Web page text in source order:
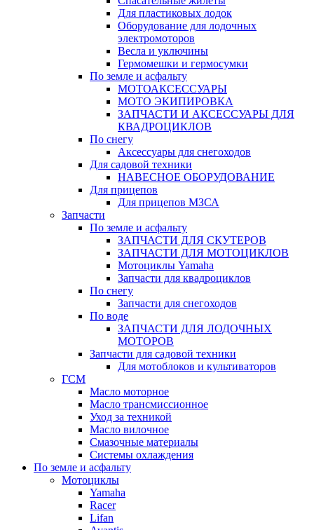
Для пластиковых лодок
Оборудование для лодочных
электромоторов
Весла и уключины
Гермомешки и гермосумки
По земле и асфальту
МОТОАКСЕССУАРЫ
МОТО ЭКИПИРОВКА
ЗАПЧАСТИ И АКСЕССУАРЫ ДЛЯ
КВАДРОЦИКЛОВ
По снегу
Аксессуары для снегоходов
Для садовой техники
НАВЕСНОЕ ОБОРУДОВАНИЕ
Для прицепов
Для прицепов МЗСА
Запчасти
По земле и асфальту
ЗАПЧАСТИ ДЛЯ СКУТЕРОВ
ЗАПЧАСТИ ДЛЯ МОТОЦИКЛОВ
Мотоциклы Yamaha
Запчасти для квадроциклов
По снегу
Запчасти для снегоходов
По воде
ЗАПЧАСТИ ДЛЯ ЛОДОЧНЫХ
МОТОРОВ
Запчасти для садовой техники
Для мотоблоков и культиваторов
ГСМ
Масло моторное
Масло трансмиссионное
Уход за техникой
Масло вилочное
Смазочные материалы
Системы охлаждения
По земле и асфальту
Мотоциклы
Yamaha
Racer
Lifan